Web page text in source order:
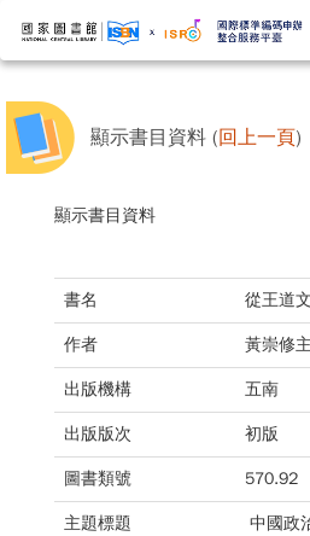
顯示書目資料 (回上一頁)
顯示書目資料
書名 從王道
作者 黃崇修
出版機構 五南
出版版次 初版
圖書類號 570.92
主題標題
中國政